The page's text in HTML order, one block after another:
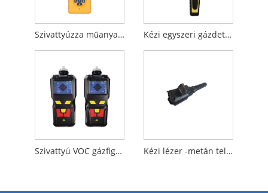
Szivattyúzza műanyag egyszeri gázérzékelőt Kézi egyszeri gázdetektor
Szivattyú VOC gázfigyelő Kézi lézer -metán teleméter